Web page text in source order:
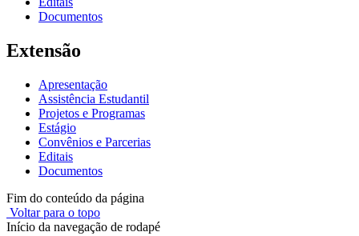
Documentos
Extensão
Apresentação
Assistência Estudantil
Projetos e Programas
Estágio
Convênios e Parcerias
Editais
Documentos
Fim do conteúdo da página
Voltar para o topo
Início da navegação de rodapé